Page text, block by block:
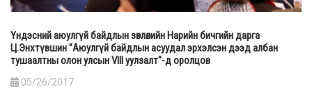
Үндэсний аюулгүй байдлын зөвлөлийн Нарийн бичгийн дарга
Ц.Энхтүвшин "Аюулгүй байдлын асуудал эрхэлсэн дээд албан
тушаалтны олон улсын VIII уулзалт"-д оролцов
05/26/2017